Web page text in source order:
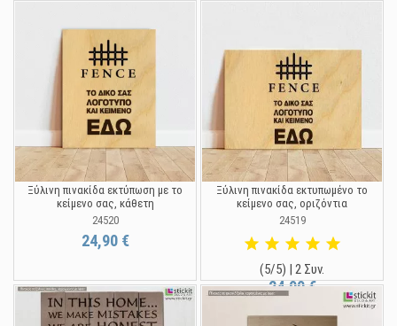
Ξύλινη πινακίδα εκτύπωση με το
κείμενο σας, κάθετη
24520
24,90 €
Ξύλινη πινακίδα εκτυπωμένο το
κείμενο σας, οριζόντια
24519
(5/5) | 2 Συν.
24,90 €